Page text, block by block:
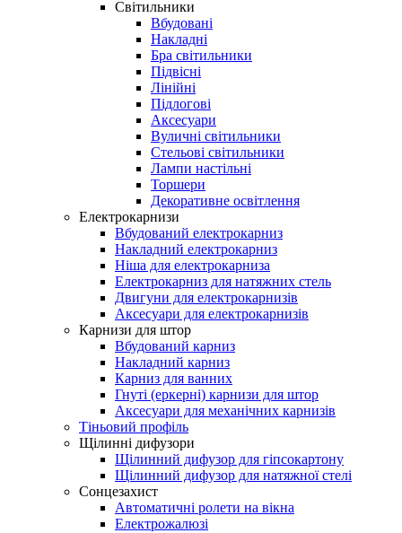
Світильники
Вбудовані
Накладні
Бра світильники
Підвісні
Лінійні
Підлогові
Аксесуари
Вуличні світильники
Стельові світильники
Лампи настільні
Торшери
Декоративне освітлення
Електрокарнизи
Вбудований електрокарниз
Накладний електрокарниз
Ніша для електрокарниза
Електрокарниз для натяжних стель
Двигуни для електрокарнизів
Аксесуари для електрокарнизів
Карнизи для штор
Вбудований карниз
Накладний карниз
Карниз для ванних
Гнуті (еркерні) карнизи для штор
Аксесуари для механічних карнизів
Тіньовий профіль
Щілинні дифузори
Щілинний дифузор для гіпсокартону
Щілинний дифузор для натяжної стелі
Сонцезахист
Автоматичні ролети на вікна
Електрожалюзі